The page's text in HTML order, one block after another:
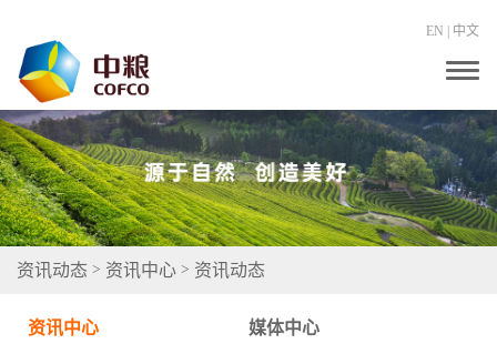
EN 中文
T
g
g
e
n
a
v
i
资讯动态 > 资讯中心 > 资讯动态
资讯中心 媒体中心